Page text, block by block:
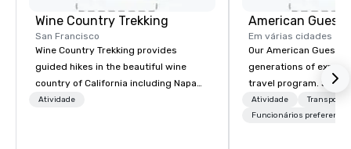
Wine Country Trekking
San Francisco
Wine Country Trekking provides
guided hikes in the beautiful wine
country of California including Napa
and Sonoma Valleys. These
Atividade
American Guest
Em várias cidades
Our American Guest
generations of
travel program. Since
mission has been to
imagination of your
Atividade
Transporte
Funcionários